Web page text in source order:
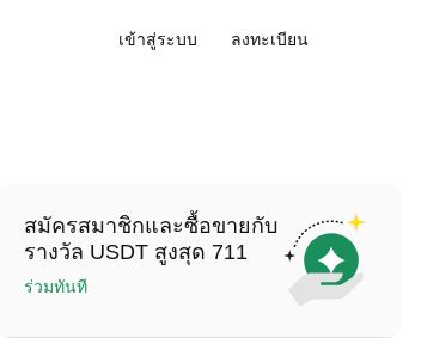
เข้าสู่ระบบ ลงทะเบียน
สมัครสมาชิกและซื้อขายกับ
รางวัล USDT สูงสุด 711
ร่วมทันที